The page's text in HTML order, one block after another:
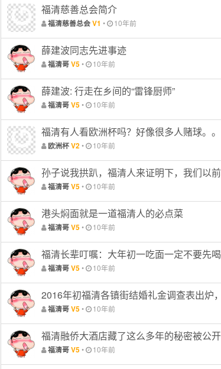
福清慈善总会简介
福清慈善总会V1 • 10年前
薛建波同志先进事迹
福清哥V5 • 10年前
薛建波: 行走在乡间的“雷锋厨师”
福清哥V5 • 10年前
福清有人看欧洲杯吗？好像很多人赌球。。
欧洲杯V2 • 10年前
孙子说我拱趴，福清人来证明下，我们以前
福清哥V5 • 10年前
港头焖面就是一道福清人的必点菜
福清哥V5 • 10年前
福清长辈叮嘱：大年初一吃面一定不要先
福清哥V5 • 10年前
2016年初福清各镇街结婚礼金调查表出炉
福清哥V5 • 10年前
福清融侨大酒店藏了这么多年的秘密被公开
福清哥V5 • 10年前